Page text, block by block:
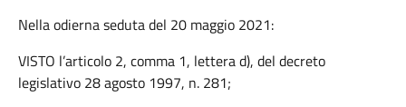
Nella odierna seduta del 20 maggio 2021:
VISTO l’articolo 2, comma 1, lettera d), del decreto
legislativo 28 agosto 1997, n. 281;